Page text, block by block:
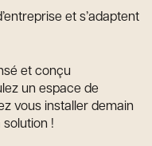
et s’adaptent
et conçu
un espace de
vous installer demain
solution !